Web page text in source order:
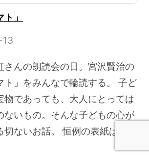
」
さんの朗読会の日。宮沢賢治の
ト」をみんなで輪読する。 子ど
物であっても、大人にとっては
ないもの。そんな子どもの心が
ないお話。 恒例の表紙は黄色